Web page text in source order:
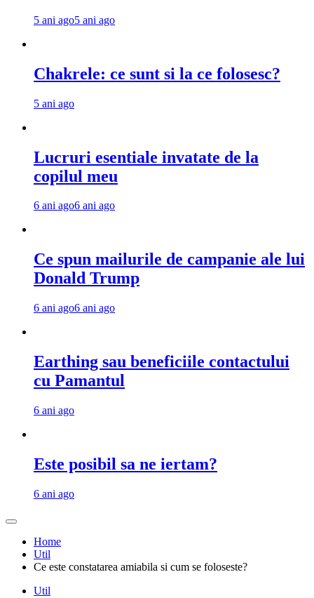
5 ani ago5 ani ago
Chakrele: ce sunt si la ce folosesc?
5 ani ago
Lucruri esentiale invatate de la
copilul meu
6 ani ago6 ani ago
Ce spun mailurile de campanie ale lui
Donald Trump
6 ani ago6 ani ago
Earthing sau beneficiile contactului
cu Pamantul
6 ani ago
Este posibil sa ne iertam?
6 ani ago
Home
Util
Ce este constatarea amiabila si cum se foloseste?
Util